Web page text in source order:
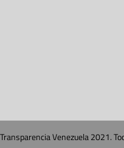
Transparencia Venezuela 2021.